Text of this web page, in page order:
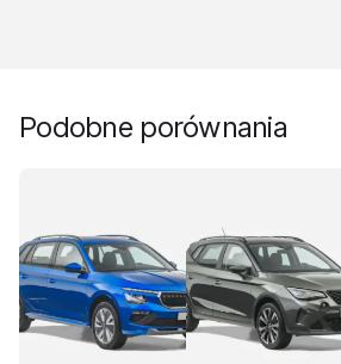
Podobne porównania